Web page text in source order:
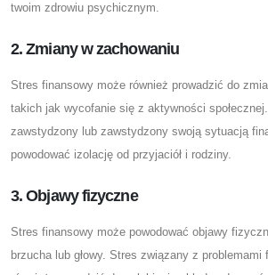
twoim zdrowiu psychicznym.
2. Zmiany w zachowaniu
Stres finansowy może również prowadzić do
takich jak wycofanie się z aktywności
zawstydzony lub zawstydzony swoją sytuacją
powodować izolację od przyjaciół i rodziny.
3. Objawy fizyczne
Stres finansowy może powodować objawy
brzucha lub głowy. Stres związany z